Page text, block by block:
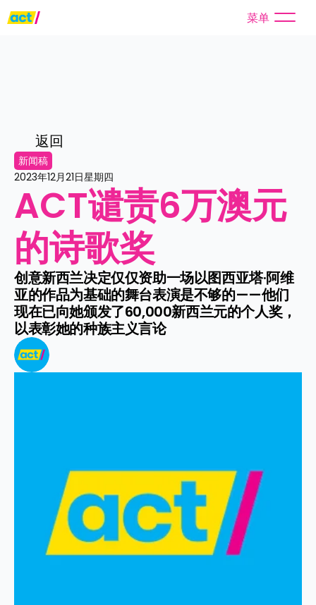
菜单
返回
新闻稿
2023年12月21日星期四
ACT谴责6万澳元
的诗歌奖
创意新西兰决定仅仅资助一场以图西亚塔·阿维
亚的作品为基础的舞台表演是不够的——他们
现在已向她颁发了60,000新西兰元的个人奖，
以表彰她的种族主义言论